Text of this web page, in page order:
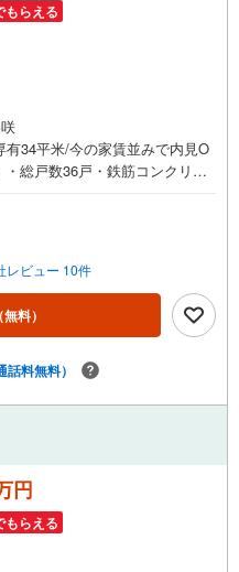
もらえる
有34平米/今の家賃並みで内見O
総戸数36戸・鉄筋コンクリー
引渡し前に内装を整えてから
陽当り良好。風がよく通りま
ントランスはオートロック。共
訪者は映像で確認できます。
物を受け取れます。■ペットにつ
ください（管理規約によりま
ります。■アイマのサポートア
機関と提携/最長50年の返済プ
見学OK/ご自宅・最寄り駅ま
「見るだけ」「ローン相談
ローンが難しいと言われた
方もご相談ください
レビュー 10件
（無料）
話料無料）
円
もらえる